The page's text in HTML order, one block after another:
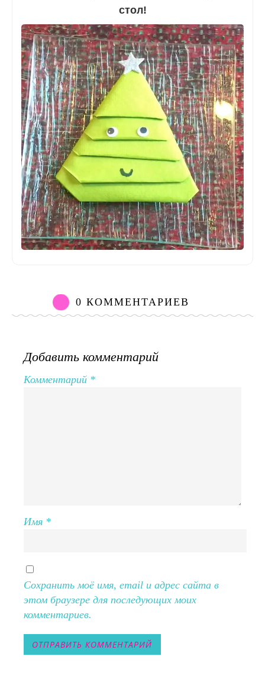
стол!
0 КОММЕНТАРИЕВ
Добавить комментарий
Комментарий *
Имя *
Сохранить моё имя, email и адрес сайта в
этом браузере для последующих моих
комментариев.